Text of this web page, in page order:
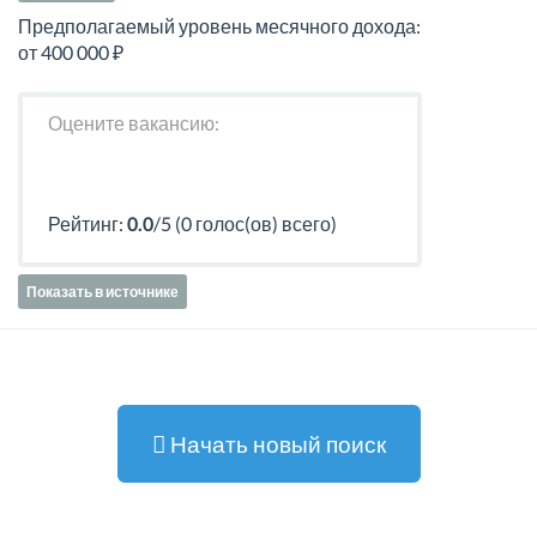
Предполагаемый уровень месячного дохода:
от 400 000 ₽
Оцените вакансию:
Рейтинг: 0.0/5 (0 голос(ов) всего)
Показать в источнике
Начать новый поиск